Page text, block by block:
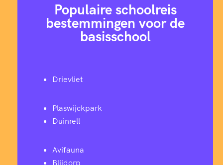
Populaire schoolreis
bestemmingen voor de
basisschool
Drievliet
Plaswijckpark
Duinrell
Avifauna
Blijdorp